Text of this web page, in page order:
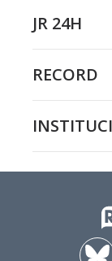
JR 24H
RECORD